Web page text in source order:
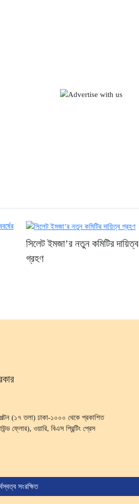
সিলেট ইমজা’র নতুন কমিটির দায়িত্ব
গ্রহণ
পল্টন (১৭ তলা) ঢাকা-১০০০ থেকে প্রকাশিত
ফ্লোর), ওয়ারি, বিএস প্রিন্টিং প্রেস
সংরক্ষিত